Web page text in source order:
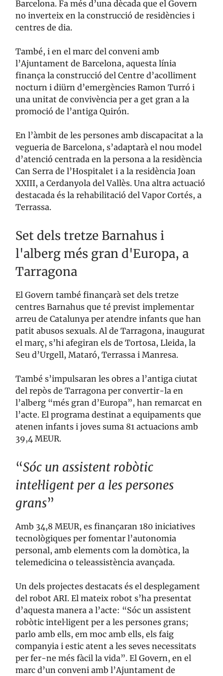
Barcelona. Fa més d’una dècada que el Govern
no inverteix en la construcció de residències i
centres de dia.
També, i en el marc del conveni amb
l’Ajuntament de Barcelona, aquesta línia
finança la construcció del Centre d’acolliment
nocturn i diürn d’emergències Ramon Turró i
una unitat de convivència per a get gran a la
promoció de l’antiga Quirón.
En l’àmbit de les persones amb discapacitat a la
vegueria de Barcelona, s’adaptarà el nou model
d’atenció centrada en la persona a la residència
Can Serra de l’Hospitalet i a la residència Joan
XXIII, a Cerdanyola del Vallès. Una altra actuació
destacada és la rehabilitació del Vapor Cortés, a
Terrassa.
Set dels tretze Barnahus i
l'alberg més gran d'Europa, a
Tarragona
El Govern també finançarà set dels tretze
centres Barnahus que té previst implementar
arreu de Catalunya per atendre infants que han
patit abusos sexuals. Al de Tarragona, inaugurat
el març, s’hi afegiran els de Tortosa, Lleida, la
Seu d’Urgell, Mataró, Terrassa i Manresa.
També s’impulsaran les obres a l’antiga ciutat
del repòs de Tarragona per convertir-la en
l’alberg “més gran d’Europa”, han remarcat en
l’acte. El programa destinat a equipaments que
atenen infants i joves suma 81 actuacions amb
39,4 MEUR.
“Sóc un assistent robòtic
intel·ligent per a les persones
grans”
Amb 34,8 MEUR, es finançaran 180 iniciatives
tecnològiques per fomentar l’autonomia
personal, amb elements com la domòtica, la
telemedicina o teleassistència avançada.
Un dels projectes destacats és el desplegament
del robot ARI. El mateix robot s’ha presentat
d’aquesta manera a l’acte: “Sóc un assistent
robòtic intel·ligent per a les persones grans;
parlo amb ells, em moc amb ells, els faig
companyia i estic atent a les seves necessitats
per fer-ne més fàcil la vida”. El Govern, en el
marc d’un conveni amb l’Ajuntament de